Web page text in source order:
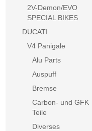
2V-Demon/EVO
SPECIAL BIKES
DUCATI
V4 Panigale
Alu Parts
Auspuff
Bremse
Carbon- und GFK
Teile
Diverses